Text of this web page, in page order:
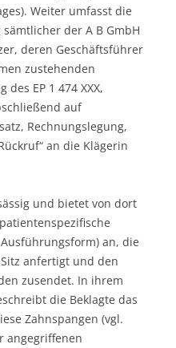
Weiter umfasst die
der A B GmbH
deren Geschäftsführer
zustehenden
EP 1 474 XXX,
auf
Rechnungslegung,
an die Klägerin
und bietet von dort
an, die
anfertigt und den
zusendet. In ihrem
die Beklagte das
Zahnspangen (vgl.
angegriffenen